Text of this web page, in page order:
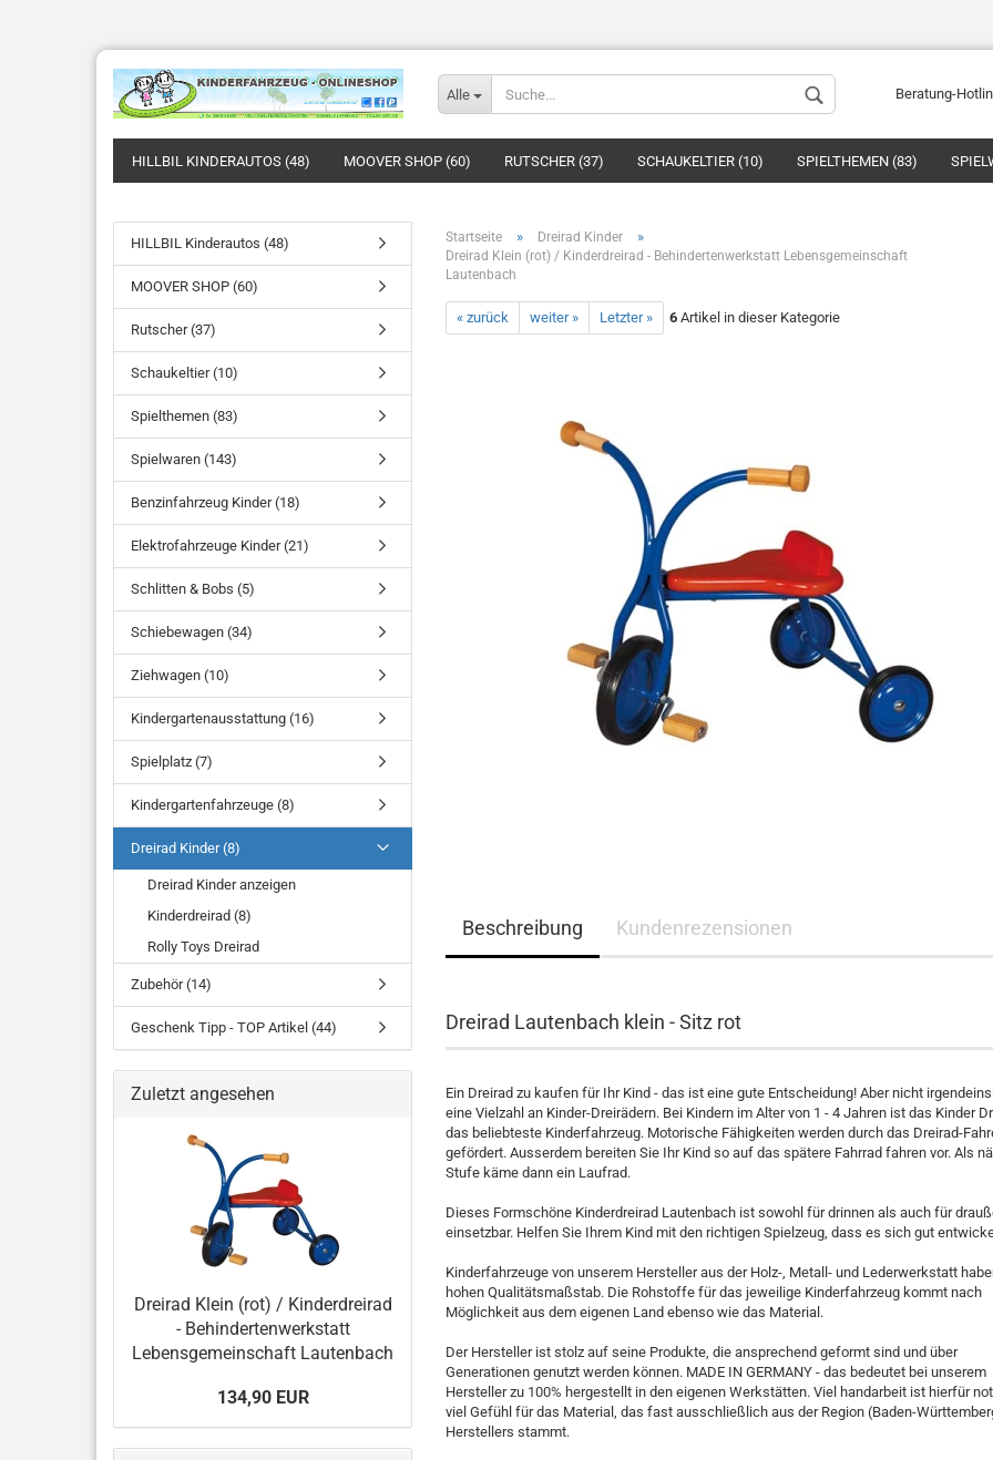
Alle Beratung-
HILLBIL KINDERAUTOS (48) MOOVER SHOP (60) RUTSCHER (37) SCHAUKELTIER (10) SPIELTHEMEN (83)
Startseite » Dreirad Kinder »
Dreirad Klein (rot) / Kinderdreirad - Behindertenwerkstatt Lebensgemeinschaft
Lautenbach
« zurück weiter » Letzter » 6 Artikel in dieser Kategorie
Beschreibung Kundenrezensionen
Dreirad Lautenbach klein - Sitz rot
Ein Dreirad zu kaufen für Ihr Kind - das ist eine gute Entscheidung! Aber nicht
eine Vielzahl an Kinder-Dreirädern. Bei Kindern im Alter von 1 - 4 Jahren ist das Kinder
das beliebteste Kinderfahrzeug. Motorische Fähigkeiten werden durch das Dreirad-
gefördert. Ausserdem bereiten Sie Ihr Kind so auf das spätere Fahrrad fahren vor. Als
Stufe käme dann ein Laufrad.
Dieses Formschöne Kinderdreirad Lautenbach ist sowohl für drinnen als auch für
einsetzbar. Helfen Sie Ihrem Kind mit den richtigen Spielzeug, dass es sich gut
Kinderfahrzeuge von unserem Hersteller aus der Holz-, Metall- und Lederwerkstatt
hohen Qualitätsmaßstab. Die Rohstoffe für das jeweilige Kinderfahrzeug kommt nach
Möglichkeit aus dem eigenen Land ebenso wie das Material.
Der Hersteller ist stolz auf seine Produkte, die ansprechend geformt sind und über
Generationen genutzt werden können. MADE IN GERMANY - das bedeutet bei unserem
Hersteller zu 100% hergestellt in den eigenen Werkstätten. Viel handarbeit ist hierfür
viel Gefühl für das Material, das fast ausschließlich aus der Region (Baden-
Herstellers stammt.
HILLBIL Kinderautos (48)
MOOVER SHOP (60)
Rutscher (37)
Schaukeltier (10)
Spielthemen (83)
Spielwaren (143)
Benzinfahrzeug Kinder (18)
Elektrofahrzeuge Kinder (21)
Schlitten & Bobs (5)
Schiebewagen (34)
Ziehwagen (10)
Kindergartenausstattung (16)
Spielplatz (7)
Kindergartenfahrzeuge (8)
Dreirad Kinder (8)
Dreirad Kinder anzeigen
Kinderdreirad (8)
Rolly Toys Dreirad
Zubehör (14)
Geschenk Tipp - TOP Artikel (44)
Zuletzt angesehen
Dreirad Klein (rot) / Kinderdreirad
- Behindertenwerkstatt
Lebensgemeinschaft Lautenbach
134,90 EUR